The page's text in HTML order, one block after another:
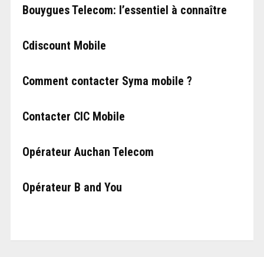
Bouygues Telecom: l’essentiel à connaître
Cdiscount Mobile
Comment contacter Syma mobile ?
Contacter CIC Mobile
Opérateur Auchan Telecom
Opérateur B and You